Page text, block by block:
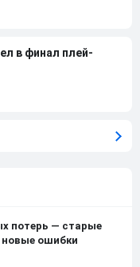
в финал плей-
потерь — старые
ошибки